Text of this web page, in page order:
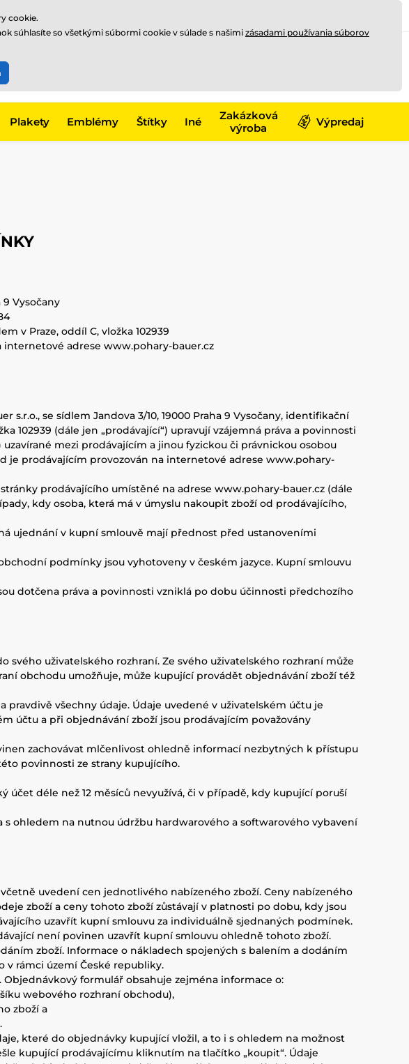
+421220255160
Plakety Emblémy Štítky Iné
Zakázková
výroba
Výpredaj
9 Vysočany
v Praze, oddíl C, vložka 102939
adrese www.pohary-bauer.cz
se sídlem Jandova 3/10, 19000 Praha 9 Vysočany, identifikační
102939 (dále jen „prodávající“) upravují vzájemná práva a povinnosti
mezi prodávajícím a jinou fyzickou či právnickou osobou
prodávajícím provozován na internetové adrese www.pohary-
prodávajícího umístěné na adrese www.pohary-bauer.cz (dále
kdy osoba, která má v úmyslu nakoupit zboží od prodávajícího,
ujednání v kupní smlouvě mají přednost před ustanoveními
podmínky jsou vyhotoveny v českém jazyce. Kupní smlouvu
dotčena práva a povinnosti vzniklá po dobu účinnosti předchozího
uživatelského rozhraní. Ze svého uživatelského rozhraní může
obchodu umožňuje, může kupující provádět objednávání zboží též
pravdivě všechny údaje. Údaje uvedené v uživatelském účtu je
účtu a při objednávání zboží jsou prodávajícím považovány
zachovávat mlčenlivost ohledně informací nezbytných k přístupu
povinnosti ze strany kupujícího.
účet déle než 12 měsíců nevyužívá, či v případě, kdy kupující poruší
s ohledem na nutnou údržbu hardwarového a softwarového vybavení
uvedení cen jednotlivého nabízeného zboží. Ceny nabízeného
zboží a ceny tohoto zboží zůstávají v platnosti po dobu, kdy jsou
uzavřít kupní smlouvu za individuálně sjednaných podmínek.
není povinen uzavřít kupní smlouvu ohledně tohoto zboží.
zboží. Informace o nákladech spojených s balením a dodáním
v rámci území České republiky.
formulář obsahuje zejména informace o:
webového rozhraní obchodu),
zboží a
které do objednávky kupující vložil, a to i s ohledem na možnost
kupující prodávajícímu kliknutím na tlačítko „koupit“. Údaje
cookie.
súhlasíte so všetkými súbormi cookie v súlade s našimi zásadami používania súborov